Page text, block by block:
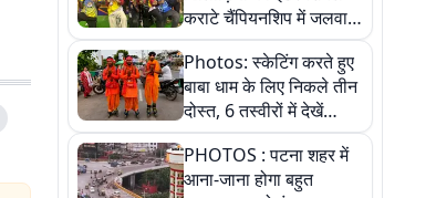
कराटे चैंपियनशिप में जलवा,
जीते 9 पदक, पांच तस्वीर से
देखिए पूरा खेल
Photos: स्केटिंग करते हुए
बाबा धाम के लिए निकले तीन
दोस्त, 6 तस्वीरों में देखें
आस्था और जुनून की कहानी
PHOTOS : पटना शहर में
आना-जाना होगा बहुत